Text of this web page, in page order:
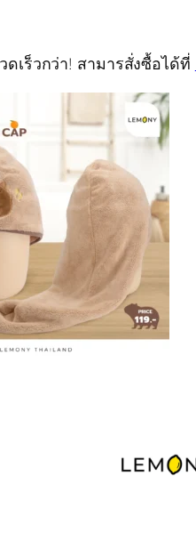
เร็วกว่า! สามารสั่งซื้อได้ที่